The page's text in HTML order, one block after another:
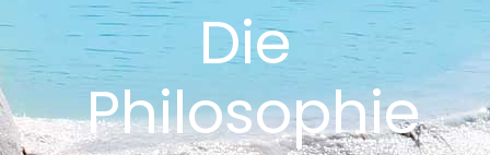
Die
Philosophie